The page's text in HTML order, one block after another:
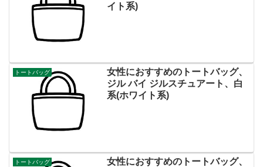
イト系)
トートバッグ
女性におすすめのトートバッグ、
ジル バイ ジルスチュアート、白
系(ホワイト系)
トートバッグ
女性におすすめのトートバッグ、